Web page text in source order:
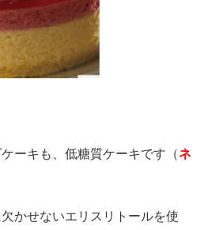
ーキも、低糖質ケーキです（ネ
かせないエリスリトールを使